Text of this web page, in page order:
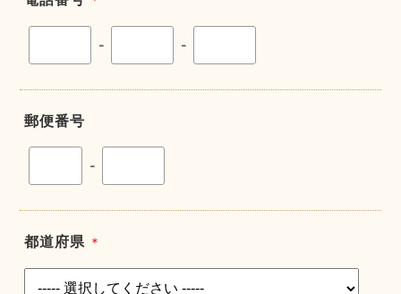
- -
郵便番号
-
都道府県 ＊